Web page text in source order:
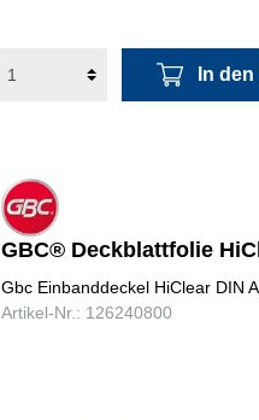
In
GBC® Deckblattfolie
Gbc Einbanddeckel HiClear DIN
Artikel-Nr.: 126240800